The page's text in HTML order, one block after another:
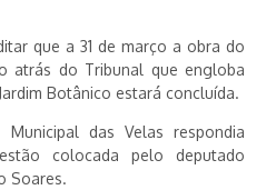
que a 31 de março a obra do
atrás do Tribunal que engloba
Botânico estará concluída.
das Velas respondia
colocada pelo deputado
Soares.